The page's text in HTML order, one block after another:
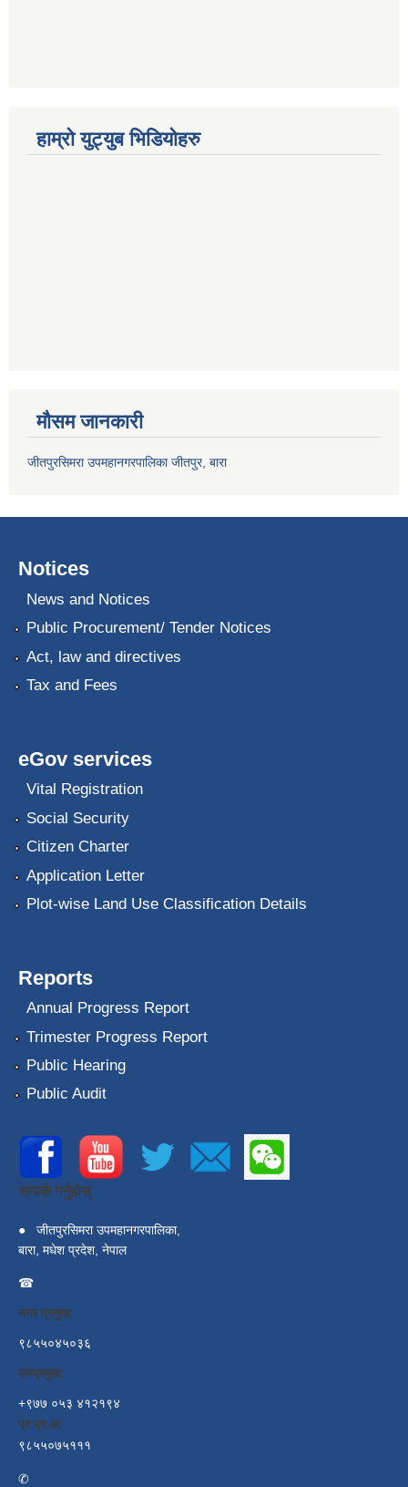
हाम्रो युट्युब भिडियोहरु
मौसम जानकारी
जीतपुरसिमरा उपमहानगरपालिका जीतपुर, बारा
Notices
News and Notices
Public Procurement/ Tender Notices
Act, law and directives
Tax and Fees
eGov services
Vital Registration
Social Security
Citizen Charter
Application Letter
Plot-wise Land Use Classification Details
Reports
Annual Progress Report
Trimester Progress Report
Public Hearing
Public Audit
सम्पर्क गर्नुहोस्
●
जीतपुरसिमरा उपमहानगरपालिका,
बारा, मधेश प्रदेश, नेपाल
☎
नगर प्रमुख:
९८५५०४५०३६
उपप्रमुख:
+९७७ ०५३ ४१२१९४
प्र.प्र.अ:
९८५५०७५१११
✆